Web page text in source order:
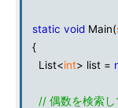
static void Main(
{
List<int> list =
// 偶数を検索